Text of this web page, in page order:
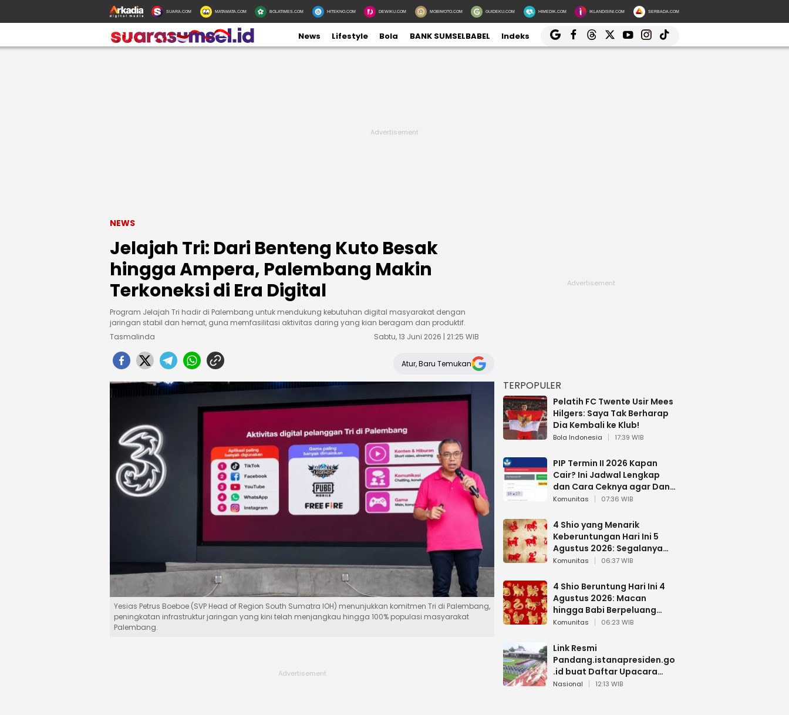
SUARA.COM MATAMATA.COM BOLATIMES.COM HITEKNO.COM DEWIKU.COM MOBIMOTO.COM GUIDEKU.COM HIMEDIK.COM IKLANDISINI.COM SERBADA.COM
News Lifestyle Bola BANK SUMSELBABEL Indeks
NEWS
Jelajah Tri: Dari Benteng Kuto Besak
hingga Ampera, Palembang Makin
Terkoneksi di Era Digital
Program Jelajah Tri hadir di Palembang untuk mendukung kebutuhan digital masyarakat dengan
jaringan stabil dan hemat, guna memfasilitasi aktivitas daring yang kian beragam dan produktif.
Tasmalinda
Sabtu, 13 Juni 2026 | 21:25 WIB
Atur, Baru Temukan
Yesias Petrus Boeboe (SVP Head of Region South Sumatra IOH) menunjukkan komitmen Tri di Palembang,
peningkatan infrastruktur jaringan yang kini telah menjangkau hingga 100% populasi masyarakat
Palembang.
TERPOPULER
Pelatih FC Twente Usir Mees
Hilgers: Saya Tak Berharap
Dia Kembali ke Klub!
Bola Indonesia 17:39 WIB
PIP Termin II 2026 Kapan
Cair? Ini Jadwal Lengkap
dan Cara Ceknya agar Dana
Tidak Hangus!
Komunitas 07:36 WIB
4 Shio yang Menarik
Keberuntungan Hari Ini 5
Agustus 2026: Segalanya
Berjalan Lancar
Komunitas 06:37 WIB
4 Shio Beruntung Hari Ini 4
Agustus 2026: Macan
hingga Babi Berpeluang
Dapat Kabar Baik
Komunitas 06:23 WIB
Link Resmi
Pandang.istanapresiden.go
.id buat Daftar Upacara
Bendera HUT RI di Istana
Nasional 12:13 WIB